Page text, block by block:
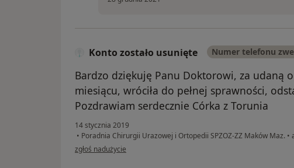
Konto zostało usunięte Numer telefonu
Bardzo dziękuję Panu Doktorowi, za udaną
miesiącu, wróciła do pełnej sprawności,
Pozdrawiam serdecznie Córka z Torunia
14 stycznia 2019
• Poradnia Chirurgii Urazowej i Ortopedii SPZOZ-ZZ Maków Maz. •
w opinii użytkownika Konto zostało usunięte
zgłoś nadużycie